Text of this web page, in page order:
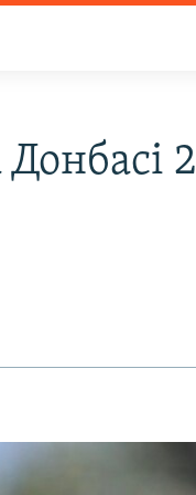
2